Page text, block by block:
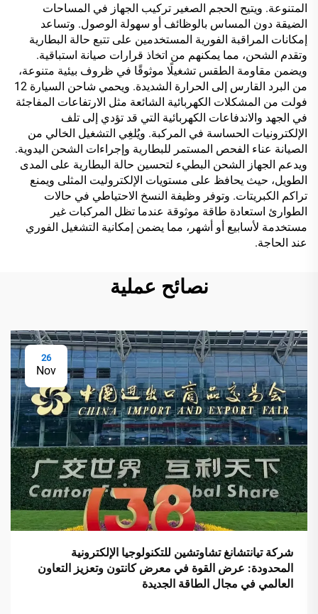
المتنوعة. ويتيح الحجم الصغير تركيب الجهاز في المساحات
الضيقة دون المساس بالوظائف أو سهولة الوصول. وتساعد
إمكانات المراقبة الفورية المستخدمين على تتبع حالة البطارية
وتقدم الشحن، مما يمكنهم من اتخاذ قرارات صيانة استباقية.
ويضمن مقاومة الطقس تشغيلًا موثوقًا في ظروف بيئية متنوعة،
من البرد القارس إلى الحرارة الشديدة. ويحمي شاحن السيارة 12
فولت من المشكلات الكهربائية الشائعة مثل الارتفاعات المفاجئة
في الجهد والاندفاعات الكهربائية التي قد تؤدي إلى تلف
الإلكترونيات الحساسة في المركبة. ويُلغِي التشغيل الخالي من
الصيانة عناء الفحص المستمر للبطارية وإجراءات الشحن اليدوية.
ويدعم الجهاز الشحن البطيء لتحسين حالة البطارية على المدى
الطويل، حيث يحافظ على مستويات الإلكتروليت المثلى ويمنع
تراكم الكبريتات. وتوفر وظيفة النسخ الاحتياطي في حالات
الطوارئ استعادة طاقة موثوقة عندما تظل المركبات غير
مستخدمة لأسابيع أو أشهر، مما يضمن إمكانية التشغيل الفوري
عند الحاجة.
نصائح عملية
26
Nov
شركة تيانتشانغ تشاوتشين للتكنولوجيا الإلكترونية
المحدودة: عرض القوة في معرض كانتون وتعزيز التعاون
العالمي في مجال الطاقة الجديدة